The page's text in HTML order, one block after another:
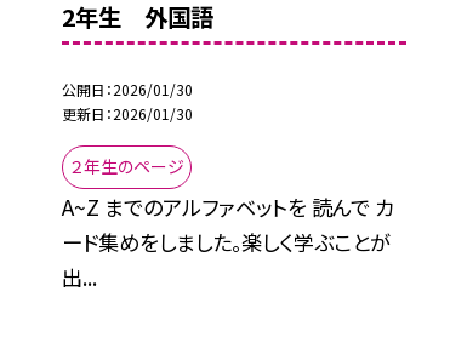
2年生 外国語
公開日 2026/01/30
更新日 2026/01/30
２年生のページ
A~Z までのアルファベットを 読んで カ
ード集めをしました。楽しく学ぶことが
出...